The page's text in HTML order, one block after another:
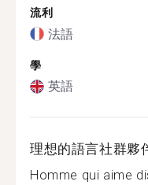
流利
法語
學
英語
理想的語言社群夥
Homme qui aime